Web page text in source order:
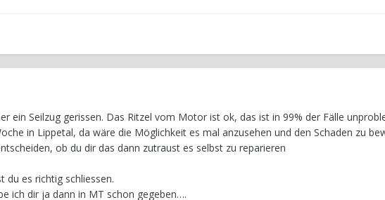
ein Seilzug gerissen. Das Ritzel vom Motor ist ok, das ist in 99% der Fälle
in Lippetal, da wäre die Möglichkeit es mal anzusehen und den Schaden zu
ob du dir das dann zutraust es selbst zu reparieren
du es richtig schliessen.
ich dir ja dann in MT schon gegeben….